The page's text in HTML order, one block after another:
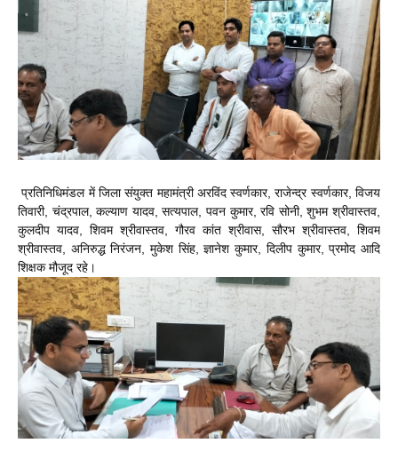
प्रतिनिधिमंडल में जिला संयुक्त महामंत्री अरविंद स्वर्णकार, राजेन्द्र स्वर्णकार, विजय
तिवारी, चंद्रपाल, कल्याण यादव, सत्यपाल, पवन कुमार, रवि सोनी, शुभम श्रीवास्तव,
कुलदीप यादव, शिवम श्रीवास्तव, गौरव कांत श्रीवास, सौरभ श्रीवास्तव, शिवम
श्रीवास्तव, अनिरुद्ध निरंजन, मुकेश सिंह, ज्ञानेश कुमार, दिलीप कुमार, प्रमोद आदि
शिक्षक मौजूद रहे।